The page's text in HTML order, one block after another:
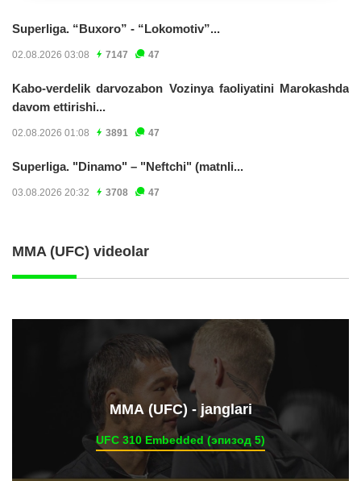
Superliga. “Buxoro” - “Lokomotiv”...
02.08.2026 03:08 7147 47
Kabo-verdelik darvozabon Vozinya faoliyatini Marokashda
davom ettirishi...
02.08.2026 01:08 3891 47
Superliga. "Dinamo" – "Neftchi" (matnli...
03.08.2026 20:32 3708 47
MMA (UFC) videolar
ММА (UFC) - janglari
UFC 310 Embedded (эпизод 5)